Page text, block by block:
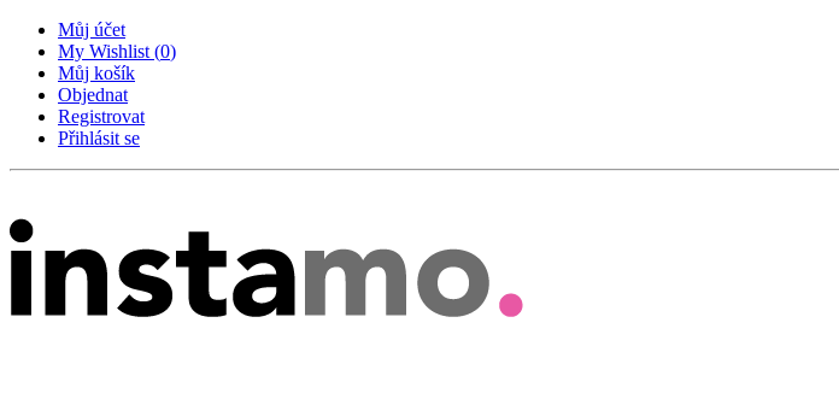
Můj účet
My Wishlist (0)
Můj košík
Objednat
Registrovat
Přihlásit se